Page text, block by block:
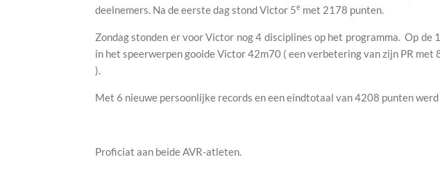
deelnemers. Na de eerste dag stond Victor 5e met 2178 punten.
Zondag stonden er voor Victor nog 4 disciplines op het programma. Op
in het speerwerpen gooide Victor 42m70 ( een verbetering van zijn PR
).
Met 6 nieuwe persoonlijke records en een eindtotaal van 4208 punten werd
Proficiat aan beide AVR-atleten.